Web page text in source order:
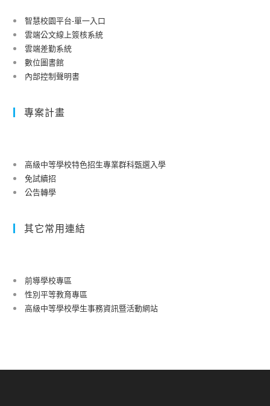
智慧校園平台-單一入口
雲端公文線上簽核系統
雲端差勤系統
數位圖書館
內部控制聲明書
專案計畫
高級中等學校特色招生專業群科甄選入學
免試續招
公告轉學
其它常用連結
前導學校專區
性別平等教育專區
高級中等學校學生事務資訊暨活動網站